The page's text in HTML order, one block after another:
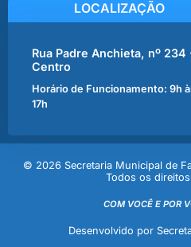
LOCALIZAÇÃO
Rua Padre Anchieta, nº 234
Centro
Horário de Funcionamento: 9h
17h
© 2026 Secretaria Municipal de
Todos os
COM VOCÊ E POR
Desenvolvido por